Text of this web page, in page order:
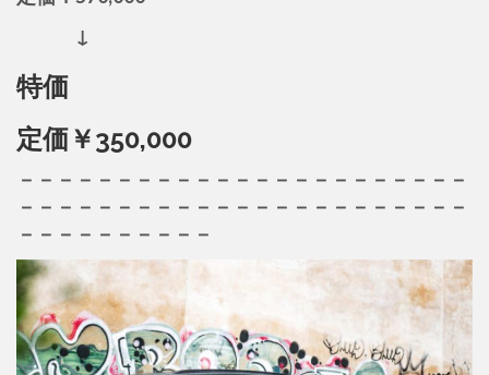
↓
特価
定価￥350,000
－－－－－－－－－－－－－－－－－－－－－－－
－－－－－－－－－－－－－－－－－－－－－－－
－－－－－－－－－－